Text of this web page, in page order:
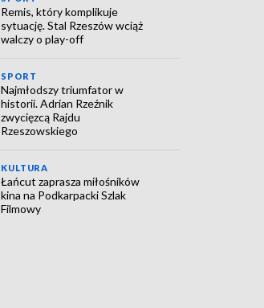
Remis, który komplikuje
sytuację. Stal Rzeszów wciąż
walczy o play-off
SPORT
Najmłodszy triumfator w
historii. Adrian Rzeźnik
zwycięzcą Rajdu
Rzeszowskiego
KULTURA
Łańcut zaprasza miłośników
kina na Podkarpacki Szlak
Filmowy